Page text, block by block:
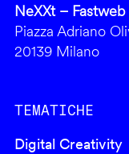
NeXXt –
Piazza Adriano
20139 Milano
TEMATICHE
Digital Creativity